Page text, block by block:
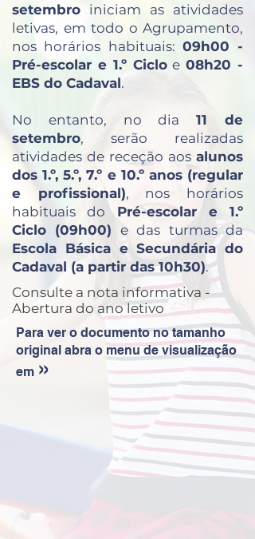
setembro iniciam as atividades
letivas, em todo o Agrupamento,
nos horários habituais: 09h00 -
Pré-escolar e 1.º Cicloe08h20 -
EBS do Cadaval.
No entanto, no dia11 de
setembro, serão realizadas
atividades de receção aos alunos
dos 1.º, 5.º, 7.º e 10.º anos (regular
e profissional), nos horários
habituais do Pré-escolar e 1.º
Ciclo (09h00) e das turmas da
Escola Básica e Secundária do
Cadaval (a partir das 10h30).
Consulte a nota informativa -
Abertura do ano letivo
Para ver o documento no tamanho
original abra o menu de visualização
em »